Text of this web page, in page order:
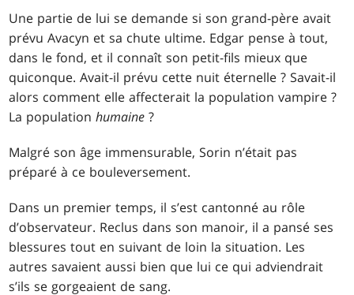
Une partie de lui se demande si son grand-père avait
prévu Avacyn et sa chute ultime. Edgar pense à tout,
dans le fond, et il connaît son petit-fils mieux que
quiconque. Avait-il prévu cette nuit éternelle ? Savait-il
alors comment elle affecterait la population vampire ?
La populationhumaine ?
Malgré son âge immensurable, Sorin n’était pas
préparé à ce bouleversement.
Dans un premier temps, il s’est cantonné au rôle
d’observateur. Reclus dans son manoir, il a pansé ses
blessures tout en suivant de loin la situation. Les
autres savaient aussi bien que lui ce qui adviendrait
s’ils se gorgeaient de sang.